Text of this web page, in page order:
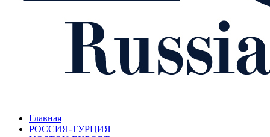
Главная
РОССИЯ-ТУРЦИЯ